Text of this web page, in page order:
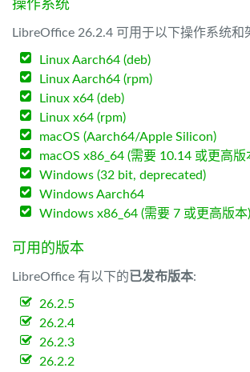
操作系统
LibreOffice 26.2.4 可用于以下操作系统和
Linux Aarch64 (deb)
Linux Aarch64 (rpm)
Linux x64 (deb)
Linux x64 (rpm)
macOS (Aarch64/Apple Silicon)
macOS x86_64 (需要 10.14 或更高版
Windows (32 bit, deprecated)
Windows Aarch64
Windows x86_64 (需要 7 或更高版本)
可用的版本
LibreOffice 有以下的已发布版本:
26.2.5
26.2.4
26.2.3
26.2.2